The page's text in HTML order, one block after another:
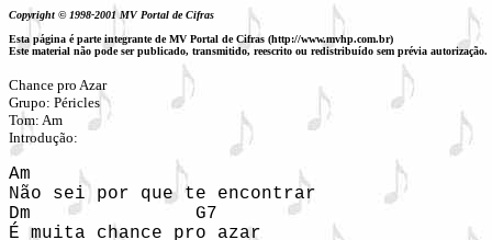
Copyright © 1998-2001 MV Portal de Cifras
Esta página é parte integrante de MV Portal de Cifras (http://www.mvhp.com.br)
Este material não pode ser publicado, transmitido, reescrito ou redistribuído sem prévia autorização.
Chance pro Azar
Grupo: Péricles
Tom: Am
Introdução:
Am
Não sei por que te encontrar
Dm               G7
É muita chance pro azar